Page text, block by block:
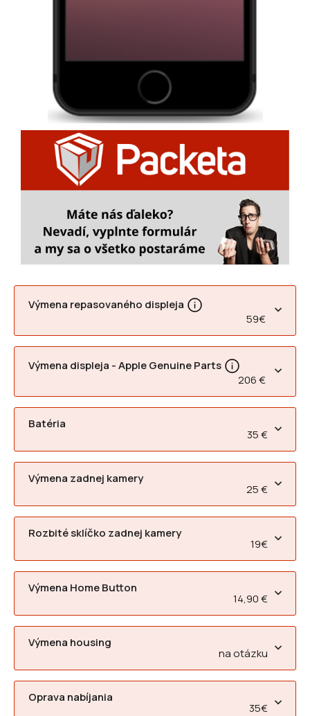
Výmena repasovaného displeja
59€
Výmena displeja - Apple Genuine Parts
206 €
Batéria
35 €
Výmena zadnej kamery
25 €
Rozbité sklíčko zadnej kamery
19€
Výmena Home Button
14,90 €
Výmena housing
na otázku
Oprava nabíjania
35€